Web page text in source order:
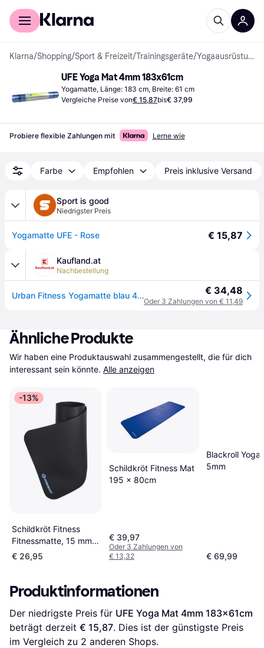
Für Shopper
Klarna/Shopping/Sport & Freizeit/Trainingsgeräte/ Yogaausrüstung
UFE Yoga Mat 4mm 183x61cm
Yogamatte, Länge: 183 cm, Breite: 61 cm
Vergleiche Preise von€ 15,87bis€ 37,99
Probiere flexible Zahlungen mit Lerne wie
Farbe Empfohlen Preis inklusive Versand
Sport is good
Niedrigster Preis
Yogamatte UFE - Rose € 15,87
Kaufland.at
Nachbestellung
Urban Fitness Yogamatte blau 4mm mit Tragegurt - 183x61cm € 34,48
Oder 3 Zahlungen von € 11,49
Ähnliche Produkte
Wir haben eine Produktauswahl zusammengestellt, die für dich
interessant sein könnte. Alle anzeigen
-13%
Schildkröt Fitness
Fitnessmatte, 15 mm,
schwarz aus starkem,
rutschfestem
€ 26,95
Schildkröt Fitness Mat
195 x 80cm
€ 39,97
Oder 3 Zahlungen von
€ 13,32
Blackroll Yoga
5mm
€ 69,99
Produktinformationen
Der niedrigste Preis für UFE Yoga Mat 4mm 183x61cm
beträgt derzeit € 15,87. Dies ist der günstigste Preis
im Vergleich zu 2 anderen Shops.